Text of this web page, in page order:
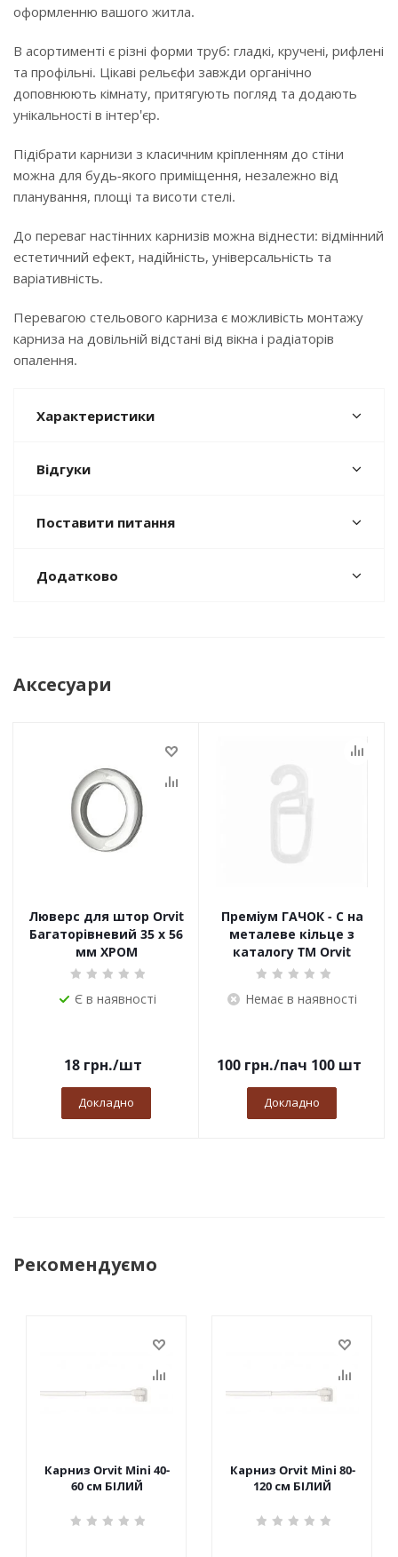
оформленню вашого житла.
В асортименті є різні форми труб: гладкі, кручені, рифлені
та профільні. Цікаві рельєфи завжди органічно
доповнюють кімнату, притягують погляд та додають
унікальності в інтер'єр.
Підібрати карнизи з класичним кріпленням до стіни
можна для будь-якого приміщення, незалежно від
планування, площі та висоти стелі.
До переваг настінних карнизів можна віднести: відмінний
естетичний ефект, надійність, універсальність та
варіативність.
Перевагою стельового карниза є можливість монтажу
карниза на довільній відстані від вікна і радіаторів
опалення.
Характеристики
Відгуки
Поставити питання
Додатково
Аксесуари
Люверс для штор Orvit
Багаторівневий 35 х 56
мм ХРОМ
Є в наявності
18 грн./шт
Докладно
Преміум ГАЧОК - С на
металеве кільце з
каталогу TM Orvit
Немає в наявності
100грн./пач 100 шт
Докладно
Рекомендуємо
Карниз Orvit Mini 40-
60 см БІЛИЙ
Карниз Orvit Mini 80-
120 см БІЛИЙ